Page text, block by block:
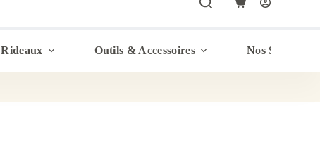
Panier
Rideaux Outils & Accessoires Nos Services